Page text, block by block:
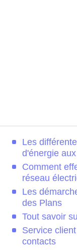
Les
d'énergie
Comment
réseau
Les
des Plans
Tout savoir
Service
contacts